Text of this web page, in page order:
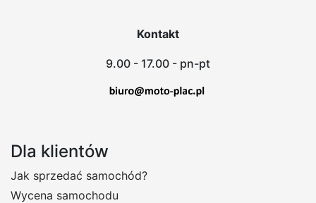
Kontakt
9.00 - 17.00 - pn-pt
Dla klientów
Jak sprzedać samochód?
Wycena samochodu